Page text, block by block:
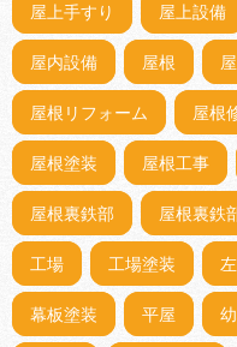
屋上手すり 屋上設備
屋内設備 屋根
屋根リフォーム 屋根
屋根塗装 屋根工事
屋根裏鉄部 屋根裏鉄
工場 工場塗装
幕板塗装 平屋